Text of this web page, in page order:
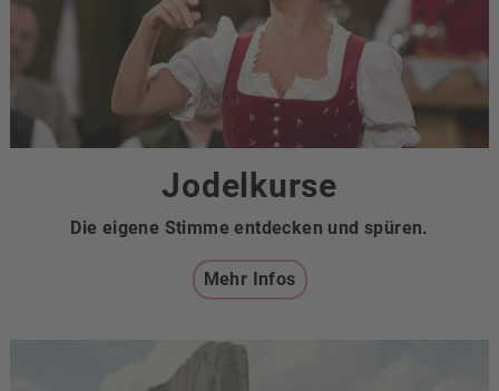
Jodelkurse
Die eigene Stimme entdecken und spüren.
Mehr Infos